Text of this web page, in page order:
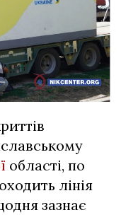
області, по
лінія
зазнає